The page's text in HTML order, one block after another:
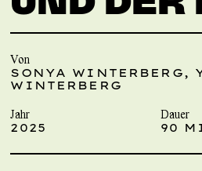
Von
SONYA WINTERBERG,
WINTERBERG
Jahr
2025
Dauer
90